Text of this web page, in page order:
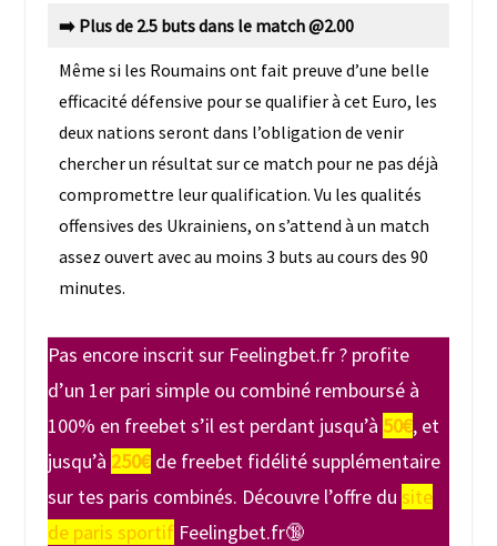
➡️ Plus de 2.5 buts dans le match @2.00
Même si les Roumains ont fait preuve d’une belle
efficacité défensive pour se qualifier à cet Euro, les
deux nations seront dans l’obligation de venir
chercher un résultat sur ce match pour ne pas déjà
compromettre leur qualification. Vu les qualités
offensives des Ukrainiens, on s’attend à un match
assez ouvert avec au moins 3 buts au cours des 90
minutes.
Pas encore inscrit sur Feelingbet.fr ? profite
d’un 1er pari simple ou combiné remboursé à
100% en freebet s’il est perdant jusqu’à 50€, et
jusqu’à 250€de freebet fidélité supplémentaire
sur tes paris combinés. Découvre l’offre du site
de paris sportif Feelingbet.fr🔞